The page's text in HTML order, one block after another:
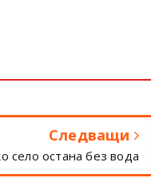
Следващи
село остана без вода